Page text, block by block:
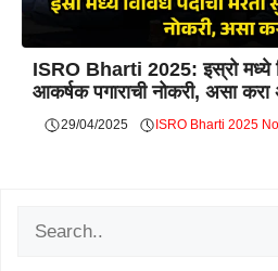
ISRO Bharti 2025: इस्रो मध्ये
आकर्षक पगाराची नोकरी, असा करा
29/04/2025 ISRO Bharti 2025